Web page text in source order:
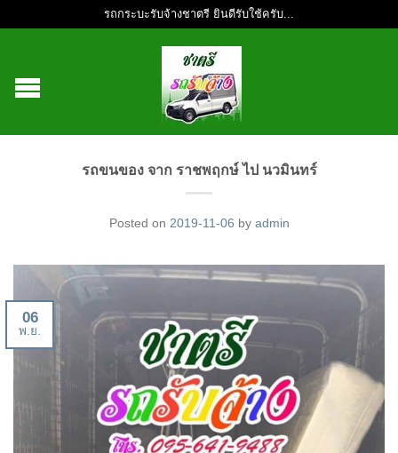
รถกระบะรับจ้างชาตรี ยินดีรับใช้ครับ...
รถขนของ จาก ราชพฤกษ์ ไป นวมินทร์
Posted on 2019-11-06 by admin
06
พ.ย.